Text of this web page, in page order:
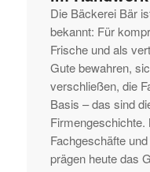
Die Bäckerei Bär
bekannt: Für
Frische und als
Gute bewahren,
verschließen, die
Basis – das sind
Fachgeschäfte
prägen heute das